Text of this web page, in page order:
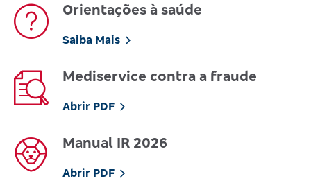
Orientações à saúde
Saiba Mais
Mediservice contra a fraude
Abrir PDF
Manual IR 2026
Abrir PDF